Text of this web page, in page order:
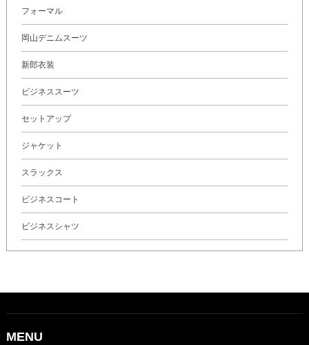
フォーマル
岡山デニムスーツ
新郎衣装
ビジネススーツ
セットアップ
ジャケット
スラックス
ビジネスコート
ビジネスシャツ
MENU